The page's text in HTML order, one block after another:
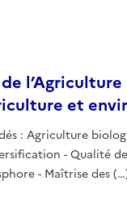
et
: Agriculture
- Qualité
- Maîtrise des